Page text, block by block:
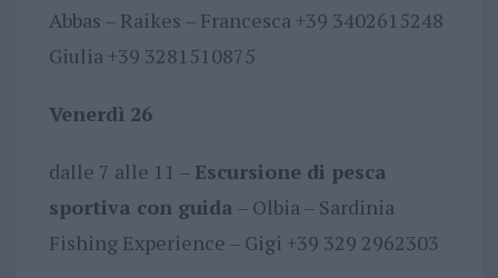
Abbas – Raikes – Francesca +39 3402615248
Giulia +39 3281510875
Venerdì 26
dalle 7 alle 11 – Escursione di pesca
sportiva con guida – Olbia – Sardinia
Fishing Experience – Gigi +39 329 2962303